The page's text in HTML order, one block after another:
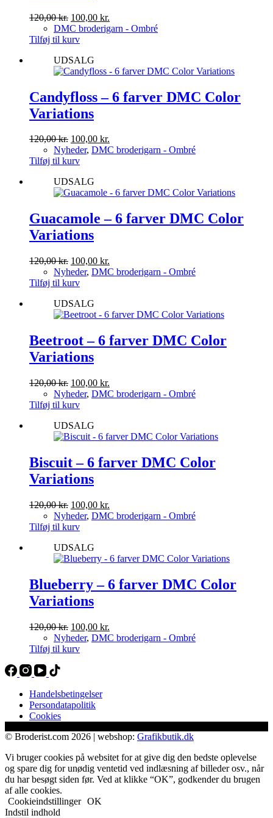
varesiden
120,00kr. Den
oprindelige
pris
120,00 kr..
100,00 kr.
aktuelle
DMC broderigarn - Ombré
Tilføj til kurv
UDSALG
Candyfloss – 6 farver DMC Color
Variations
120,00kr. Den
oprindelige
pris
120,00 kr..
100,00 kr.
aktuelle
Nyheder, DMC broderigarn - Ombré
Tilføj til kurv
UDSALG
Guacamole – 6 farver DMC Color
Variations
120,00kr. Den
oprindelige
pris
120,00 kr..
100,00 kr.
aktuelle
Nyheder, DMC broderigarn - Ombré
Tilføj til kurv
UDSALG
Beetroot – 6 farver DMC Color
Variations
120,00kr. Den
oprindelige
pris
120,00 kr..
100,00 kr.
aktuelle
Nyheder, DMC broderigarn - Ombré
Tilføj til kurv
UDSALG
Biscuit – 6 farver DMC Color
Variations
120,00kr. Den
oprindelige
pris
120,00 kr..
100,00 kr.
aktuelle
Nyheder, DMC broderigarn - Ombré
Tilføj til kurv
UDSALG
Blueberry – 6 farver DMC Color
Variations
120,00kr. Den
oprindelige
pris
100,00 kr.
aktuelle
Nyheder, DMC broderigarn - Ombré
Tilføj til kurv
Handelsbetingelser
Persondatapolitik
Cookies
© Broderist.com 2026 | webshop: Grafikbutik.dk
Vi bruger cookies på websitet for at give dig den bedste oplevelse
og spare dig for unødig ventetid ved indlæsning af billeder osv., når
du har besøgt siden før. Ved at klikke “OK”, godkender du brugen
af alle cookies.
Cookieindstillinger OK
Indstil indhold